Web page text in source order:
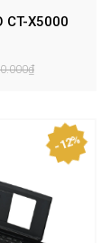
CT-X5000
- 12%